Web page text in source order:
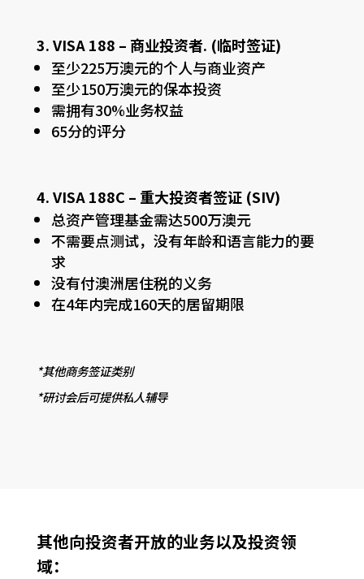
3. VISA 188 – 商业投资者. (临时签证)
至少225万澳元的个人与商业资产
至少150万澳元的保本投资
需拥有30%业务权益
65分的评分
4. VISA 188C – 重大投资者签证 (SIV)
总资产管理基金需达500万澳元
不需要点测试，没有年龄和语言能力的要
求
没有付澳洲居住税的义务
在4年内完成160天的居留期限
*其他商务签证类别
*研讨会后可提供私人辅导
其他向投资者开放的业务以及投资领
域：